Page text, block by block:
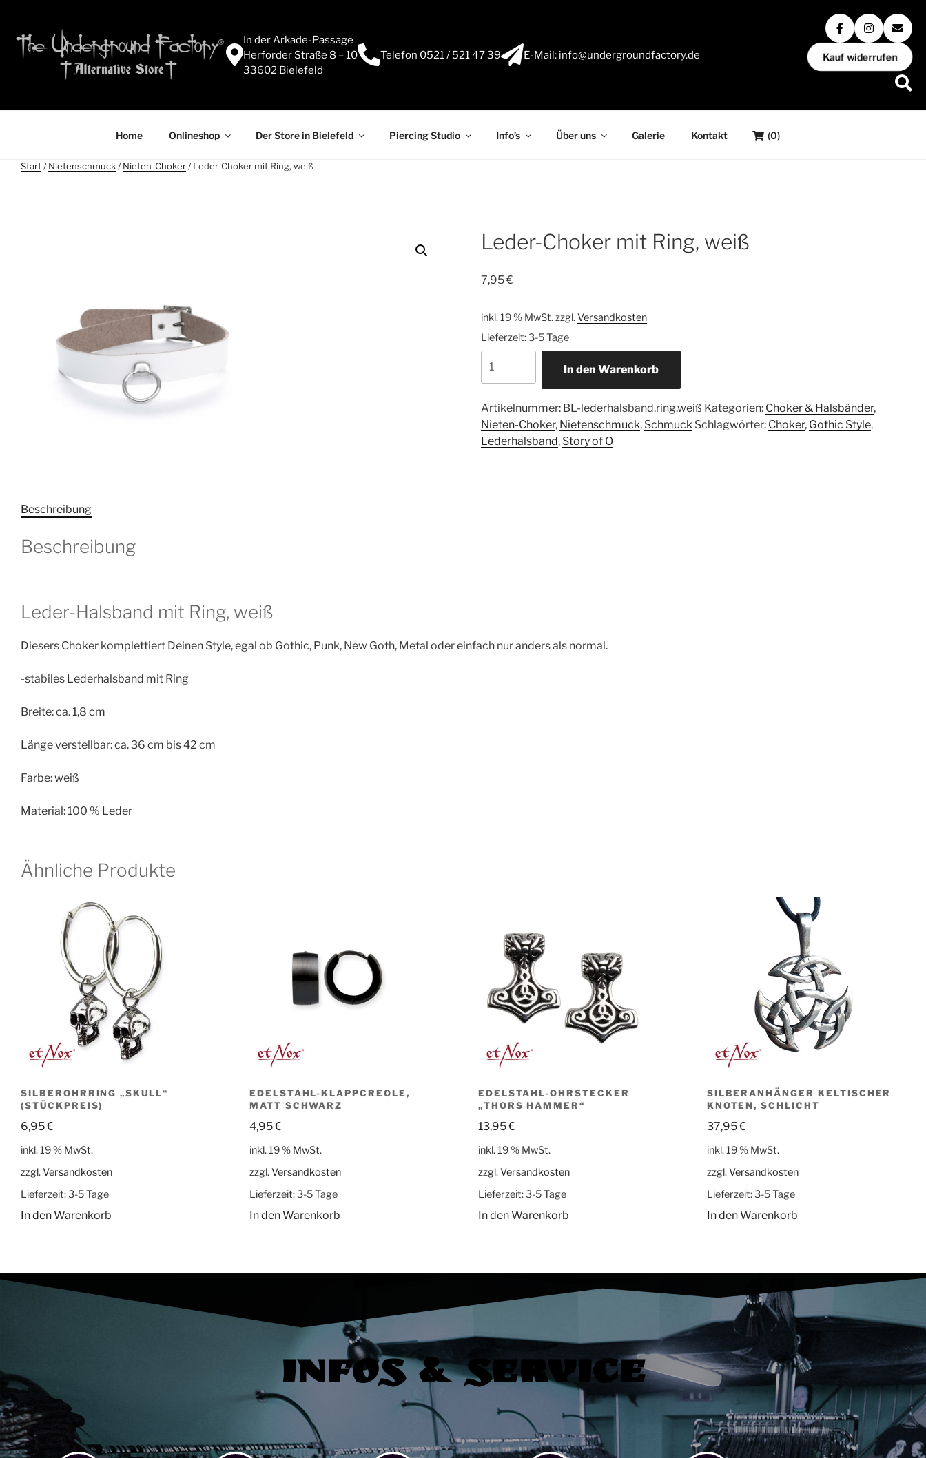
In der Arkade-Passage
Herforder Straße 8 – 10
33602 Bielefeld
Telefon 0521 / 521 47 39 E-Mail: info@undergroundfactory.de Kauf widerrufen
Home Onlineshop Der Store in Bielefeld Piercing Studio Info’s Über uns Galerie Kontakt (0)
Start/Nietenschmuck/Nieten-Choker/ Leder-Choker mit Ring, weiß
Leder-Choker mit Ring, weiß
7,95€
inkl. 19 % MwSt.zzgl.Versandkosten
Lieferzeit:3-5 Tage
In den Warenkorb
Artikelnummer: BL-lederhalsband.ring.weiß Kategorien: Choker & Halsbänder,
Nieten-Choker, Nietenschmuck, Schmuck Schlagwörter: Choker, Gothic Style,
Lederhalsband, Story of O
Beschreibung
Beschreibung
Leder-Halsband mit Ring, weiß
Diesers Choker komplettiert Deinen Style, egal ob Gothic, Punk, New Goth, Metal oder einfach nur anders als normal.
-stabiles Lederhalsband mit Ring
Breite: ca. 1,8 cm
Länge verstellbar: ca. 36 cm bis 42 cm
Farbe: weiß
Material: 100 % Leder
Ähnliche Produkte
SILBEROHRRING „SKULL“
(STÜCKPREIS)
6,95€
inkl. 19 % MwSt.
zzgl.Versandkosten
Lieferzeit:3-5 Tage
In den Warenkorb
EDELSTAHL-KLAPPCREOLE,
MATT SCHWARZ
4,95€
inkl. 19 % MwSt.
zzgl.Versandkosten
Lieferzeit:3-5 Tage
In den Warenkorb
EDELSTAHL-OHRSTECKER
„THORS HAMMER“
13,95€
inkl. 19 % MwSt.
zzgl.Versandkosten
Lieferzeit:3-5 Tage
In den Warenkorb
SILBERANHÄNGER KELTISCHER
KNOTEN, SCHLICHT
37,95€
inkl. 19 % MwSt.
zzgl.Versandkosten
Lieferzeit:3-5 Tage
In den Warenkorb
Infos & Service